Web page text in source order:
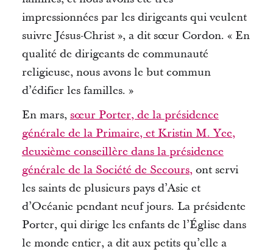
impressionnées par les dirigeants qui veulent
suivre Jésus-Christ », a dit sœur Cordon. « En
qualité de dirigeants de communauté
religieuse, nous avons le but commun
d’édifier les familles. »
En mars,sœur Porter, de la présidence
générale de la Primaire, et Kristin M. Yee,
deuxième conseillère dans la présidence
générale de la Société de Secours,ont servi
les saints de plusieurs pays d’Asie et
d’Océanie pendant neuf jours. La présidente
Porter, qui dirige les enfants de l’Église dans
le monde entier, a dit aux petits qu’elle a